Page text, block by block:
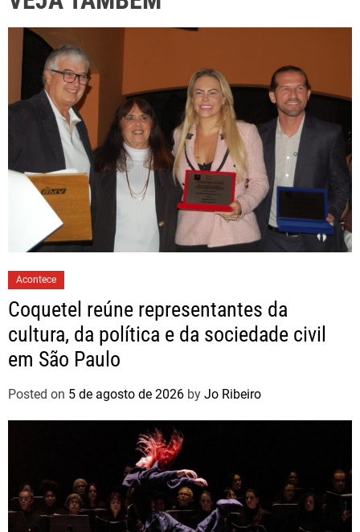
Acontece
Coquetel reúne representantes da
cultura, da política e da sociedade civil
em São Paulo
Posted on 5 de agosto de 2026 by Jo Ribeiro